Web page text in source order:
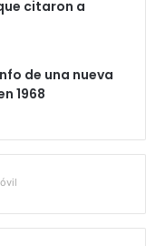
citaron a
de una nueva
1968